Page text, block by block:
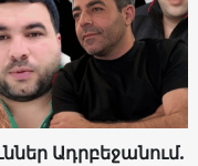
Ադրբեջանում.